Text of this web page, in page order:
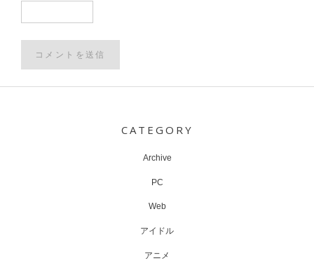
CATEGORY
Archive
PC
Web
アイドル
アニメ